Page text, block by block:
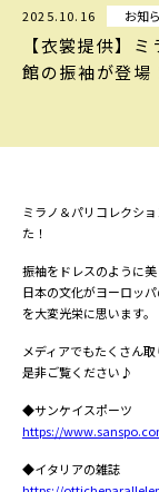
2025.10.16 お知
【衣裳提供】
館の振袖が登場
ミラノ＆パリコレクシ
た！
振袖をドレスのように
日本の文化がヨーロッ
を大変光栄に思います。
メディアでもたくさん
是非ご覧ください♪
◆サンケイスポーツ
https://
◆イタリアの雑誌